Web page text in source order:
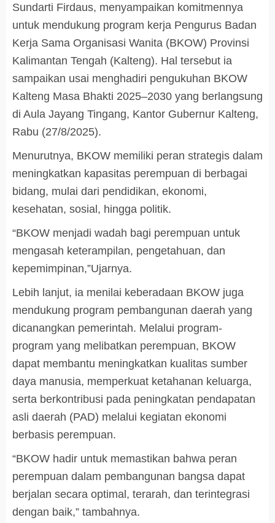
Sundarti Firdaus, menyampaikan komitmennya
untuk mendukung program kerja Pengurus Badan
Kerja Sama Organisasi Wanita (BKOW) Provinsi
Kalimantan Tengah (Kalteng). Hal tersebut ia
sampaikan usai menghadiri pengukuhan BKOW
Kalteng Masa Bhakti 2025–2030 yang berlangsung
di Aula Jayang Tingang, Kantor Gubernur Kalteng,
Rabu (27/8/2025).
Menurutnya, BKOW memiliki peran strategis dalam
meningkatkan kapasitas perempuan di berbagai
bidang, mulai dari pendidikan, ekonomi,
kesehatan, sosial, hingga politik.
“BKOW menjadi wadah bagi perempuan untuk
mengasah keterampilan, pengetahuan, dan
kepemimpinan,”Ujarnya.
Lebih lanjut, ia menilai keberadaan BKOW juga
mendukung program pembangunan daerah yang
dicanangkan pemerintah. Melalui program-
program yang melibatkan perempuan, BKOW
dapat membantu meningkatkan kualitas sumber
daya manusia, memperkuat ketahanan keluarga,
serta berkontribusi pada peningkatan pendapatan
asli daerah (PAD) melalui kegiatan ekonomi
berbasis perempuan.
“BKOW hadir untuk memastikan bahwa peran
perempuan dalam pembangunan bangsa dapat
berjalan secara optimal, terarah, dan terintegrasi
dengan baik,” tambahnya.